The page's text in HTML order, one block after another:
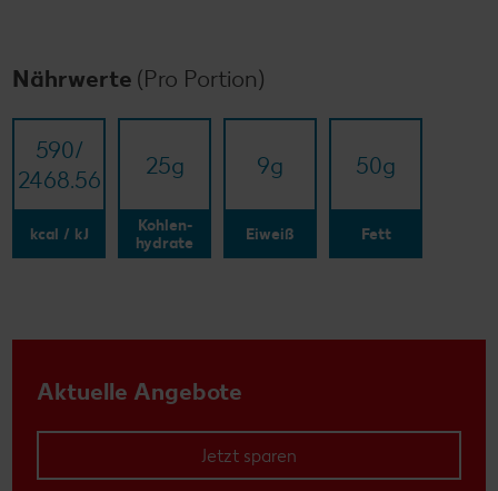
Nährwerte (Pro Portion)
590/​
2468.56
kcal / kJ
25g
Kohlen-
hydrate
9g
Eiweiß
50g
Fett
Aktuelle Angebote
Jetzt sparen